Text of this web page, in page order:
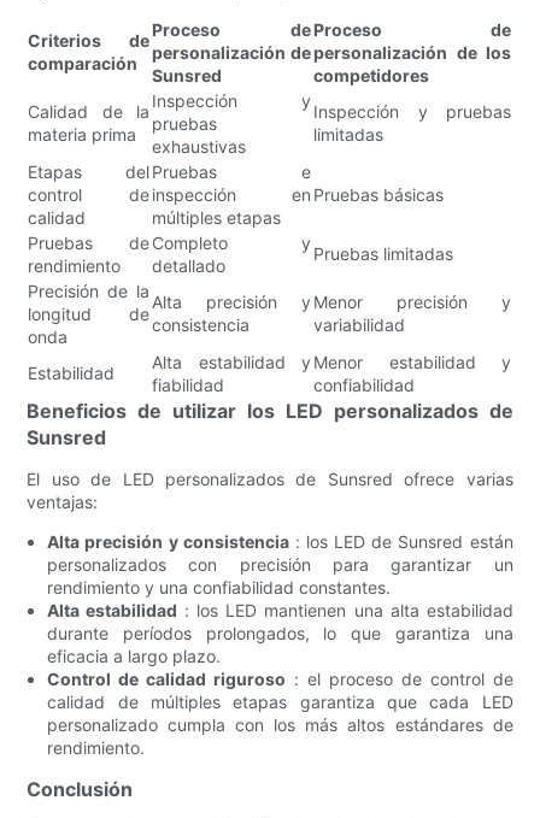
Criterios de
comparación
Proceso de
personalización de
Sunsred
Proceso de
personalización de los
competidores
Calidad de la
materia prima
Inspección y
pruebas
exhaustivas
Inspección y pruebas
limitadas
Etapas del
control de
calidad
Pruebas e
inspección en
múltiples etapas
Pruebas básicas
Pruebas de
rendimiento
Completo y
detallado
Pruebas limitadas
Precisión de la
longitud de
onda
Alta precisión y
consistencia
Menor precisión y
variabilidad
Estabilidad
Alta estabilidad y
fiabilidad
Menor estabilidad y
confiabilidad
Beneficios de utilizar los LED personalizados de
Sunsred
El uso de LED personalizados de Sunsred ofrece varias
ventajas:
Alta precisión y consistencia: los LED de Sunsred están
personalizados con precisión para garantizar un
rendimiento y una confiabilidad constantes.
Alta estabilidad : los LED mantienen una alta estabilidad
durante períodos prolongados, lo que garantiza una
eficacia a largo plazo.
Control de calidad riguroso : el proceso de control de
calidad de múltiples etapas garantiza que cada LED
personalizado cumpla con los más altos estándares de
rendimiento.
Conclusión